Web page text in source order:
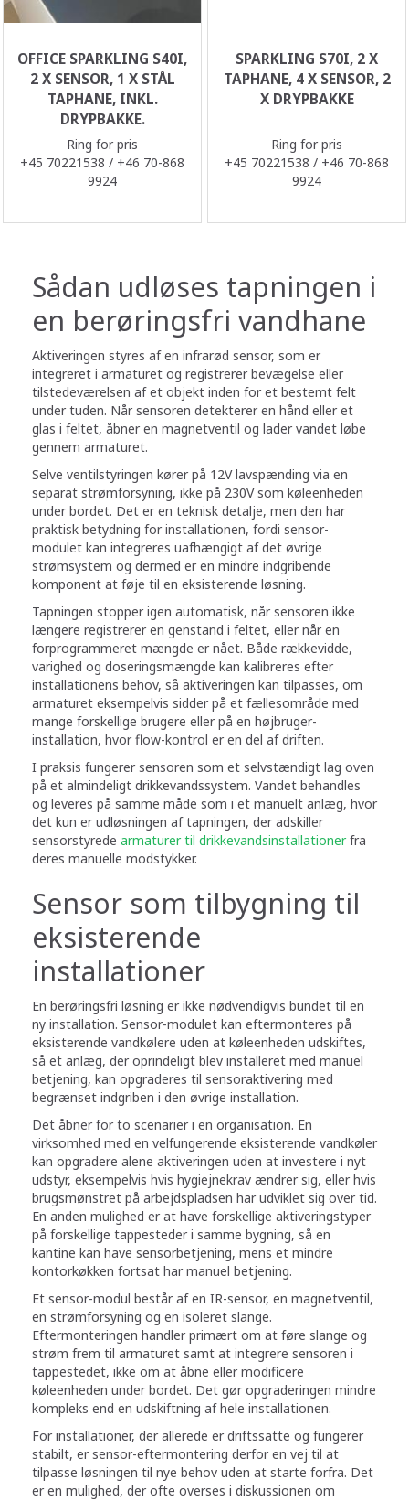
OFFICE SPARKLING S40I,
2 X SENSOR, 1 X STÅL
TAPHANE, INKL.
DRYPBAKKE.
Ring for pris
+45 70221538 / +46 70-868
9924
SPARKLING S70I, 2 X
TAPHANE, 4 X SENSOR, 2
X DRYPBAKKE
Ring for pris
+45 70221538 / +46 70-868
9924
Sådan udløses tapningen i
en berøringsfri vandhane
Aktiveringen styres af en infrarød sensor, som er
integreret i armaturet og registrerer bevægelse eller
tilstedeværelsen af et objekt inden for et bestemt felt
under tuden. Når sensoren detekterer en hånd eller et
glas i feltet, åbner en magnetventil og lader vandet løbe
gennem armaturet.
Selve ventilstyringen kører på 12V lavspænding via en
separat strømforsyning, ikke på 230V som køleenheden
under bordet. Det er en teknisk detalje, men den har
praktisk betydning for installationen, fordi sensor-
modulet kan integreres uafhængigt af det øvrige
strømsystem og dermed er en mindre indgribende
komponent at føje til en eksisterende løsning.
Tapningen stopper igen automatisk, når sensoren ikke
længere registrerer en genstand i feltet, eller når en
forprogrammeret mængde er nået. Både rækkevidde,
varighed og doseringsmængde kan kalibreres efter
installationens behov, så aktiveringen kan tilpasses, om
armaturet eksempelvis sidder på et fællesområde med
mange forskellige brugere eller på en højbruger-
installation, hvor flow-kontrol er en del af driften.
I praksis fungerer sensoren som et selvstændigt lag oven
på et almindeligt drikkevandssystem. Vandet behandles
og leveres på samme måde som i et manuelt anlæg, hvor
det kun er udløsningen af tapningen, der adskiller
sensorstyrede armaturer til drikkevandsinstallationerfra
deres manuelle modstykker.
Sensor som tilbygning til
eksisterende
installationer
En berøringsfri løsning er ikke nødvendigvis bundet til en
ny installation. Sensor-modulet kan eftermonteres på
eksisterende vandkølere uden at køleenheden udskiftes,
så et anlæg, der oprindeligt blev installeret med manuel
betjening, kan opgraderes til sensoraktivering med
begrænset indgriben i den øvrige installation.
Det åbner for to scenarier i en organisation. En
virksomhed med en velfungerende eksisterende vandkøler
kan opgradere alene aktiveringen uden at investere i nyt
udstyr, eksempelvis hvis hygiejnekrav ændrer sig, eller hvis
brugsmønstret på arbejdspladsen har udviklet sig over tid.
En anden mulighed er at have forskellige aktiveringstyper
på forskellige tappesteder i samme bygning, så en
kantine kan have sensorbetjening, mens et mindre
kontorkøkken fortsat har manuel betjening.
Et sensor-modul består af en IR-sensor, en magnetventil,
en strømforsyning og en isoleret slange.
Eftermonteringen handler primært om at føre slange og
strøm frem til armaturet samt at integrere sensoren i
tappestedet, ikke om at åbne eller modificere
køleenheden under bordet. Det gør opgraderingen mindre
kompleks end en udskiftning af hele installationen.
For installationer, der allerede er driftssatte og fungerer
stabilt, er sensor-eftermontering derfor en vej til at
tilpasse løsningen til nye behov uden at starte forfra. Det
er en mulighed, der ofte overses i diskussionen om